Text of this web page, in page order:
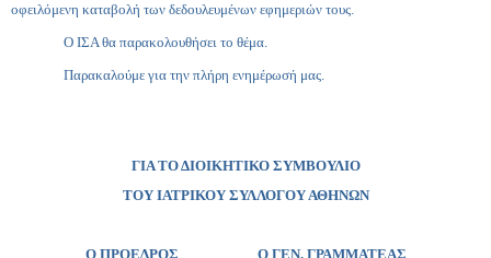
οφειλόμενη καταβολή των δεδουλευμένων εφημεριών τους.
Ο ΙΣΑ θα παρακολουθήσει το θέμα.
Παρακαλούμε για την πλήρη ενημέρωσή μας.
ΓΙΑ ΤΟ ΔΙΟΙΚΗΤΙΚΟ ΣΥΜΒΟΥΛΙΟ
ΤΟΥ ΙΑΤΡΙΚΟΥ ΣΥΛΛΟΓΟΥ ΑΘΗΝΩΝ
Ο ΠΡΟΕΔΡΟΣ Ο ΓΕΝ. ΓΡΑΜΜΑΤΕΑΣ